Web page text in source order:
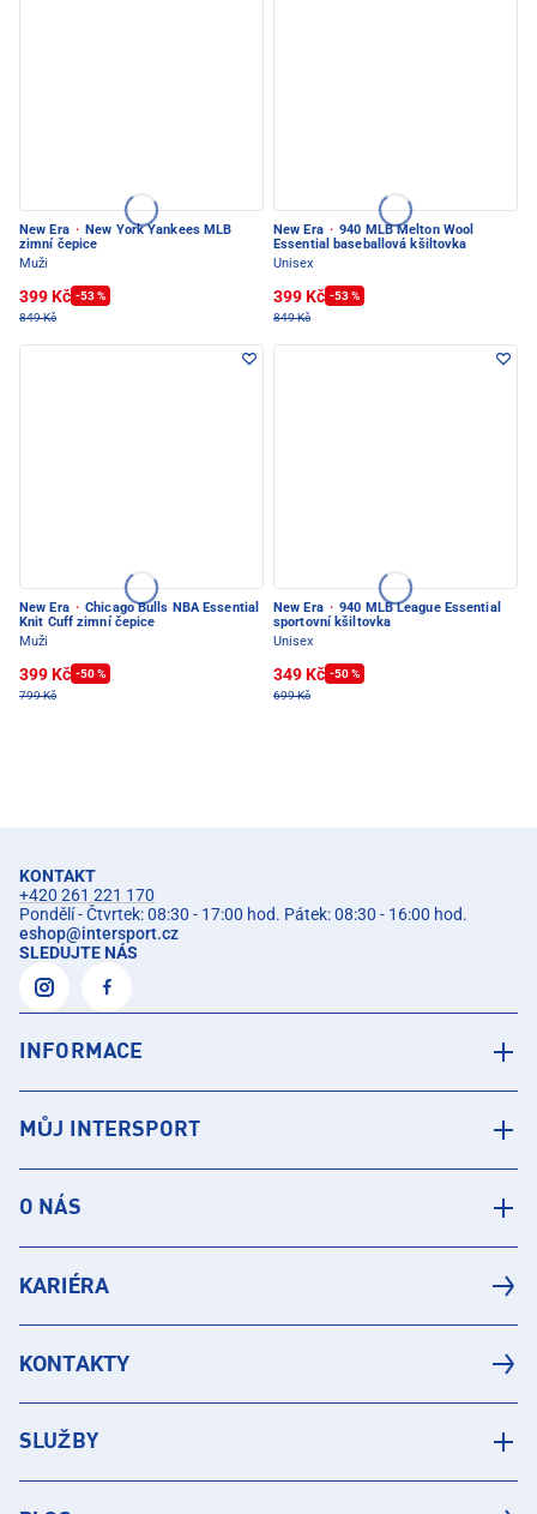
New Era · New York Yankees MLB
zimní čepice
Muži
399 Kč -53 %
849 Kč
New Era · 940 MLB Melton Wool
Essential baseballová kšiltovka
Unisex
399 Kč -53 %
849 Kč
New Era · Chicago Bulls NBA Essential
Knit Cuff zimní čepice
Muži
399 Kč -50 %
799 Kč
New Era · 940 MLB League Essential
sportovní kšiltovka
Unisex
349 Kč -50 %
699 Kč
KONTAKT
+420 261 221 170
Pondělí - Čtvrtek: 08:30 - 17:00 hod. Pátek: 08:30 - 16:00 hod.
eshop@intersport.cz
SLEDUJTE NÁS
INFORMACE
MŮJ INTERSPORT
O NÁS
KARIÉRA
KONTAKTY
SLUŽBY